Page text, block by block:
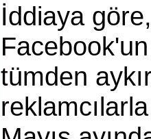
İddiaya
tümden